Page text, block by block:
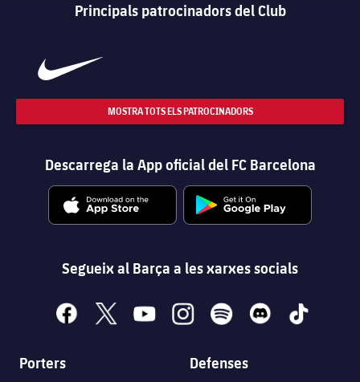
Principals patrocinadors del Club
MOSTRA TOTS ELS PATROCINADORS
Descarrega la App oficial del FC Barcelona
Segueix al Barça a les xarxes socials
facebook
x youtubeinstagramspotify discord tiktok
Porters Defenses